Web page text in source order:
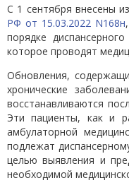
С 1 сентября внесены
РФ от 15.03.2022 N168н
порядке
которое проводят
Обновления,
хронические
восстанавливаются
Эти пациенты, как и
амбулаторной
подлежат
целью выявления и
необходимой